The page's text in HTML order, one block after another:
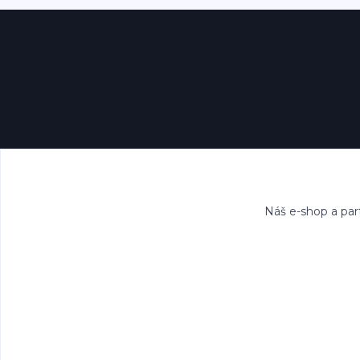
Náš e-shop a